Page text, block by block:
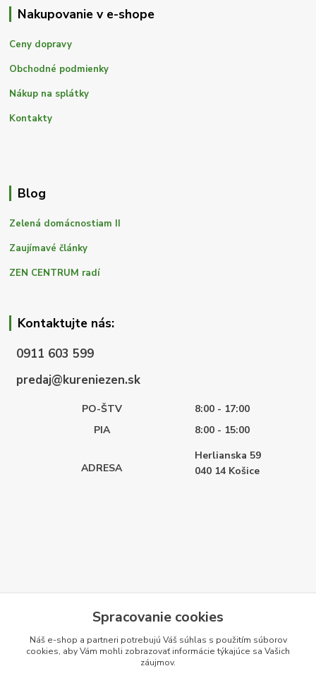
Nakupovanie v e-shope
Ceny dopravy
Obchodné podmienky
Nákup na splátky
Kontakty
Blog
Zelená domácnostiam II
Zaujímavé články
ZEN CENTRUM radí
Kontaktujte nás:
0911 603 599
predaj@kureniezen.sk
PO-ŠTV
8:00 - 17:00
PIA
8:00 - 15:00
ADRESA
Herlianska 59
040 14 Košice
Spracovanie cookies
Náš e-shop a partneri potrebujú Váš súhlas s použitím súborov
cookies, aby Vám mohli zobrazovať informácie týkajúce sa Vašich
záujmov.